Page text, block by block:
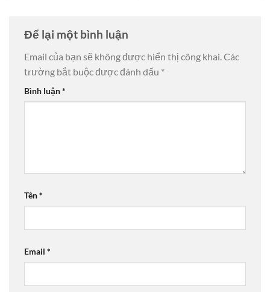
Để lại một bình luận
Email của bạn sẽ không được hiển thị công khai.Các
trường bắt buộc được đánh dấu *
Bình luận*
Tên*
Email *